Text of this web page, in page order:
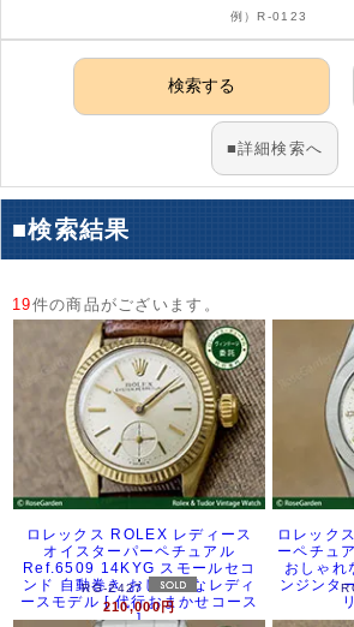
ブログ
例）R-0123
■詳細検索へ
■検索結果
19件の商品がございます。
ロレックス ROLEX レディース
オイスターパーペチュアル
Ref.6509 14KYG スモールセコ
ンド 自動巻き おしゃれなレディ
ースモデル [ 代行おまかせコース
]
RG-2427
210,000円
ロレック
ーペチュ
おしゃれ
ンジンタ